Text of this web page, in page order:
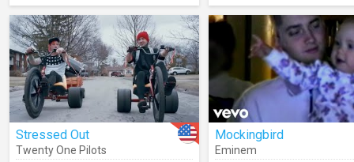
Stressed Out
Twenty One Pilots
Mockingbird
Eminem